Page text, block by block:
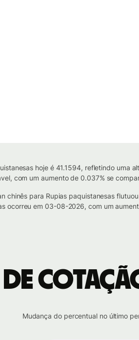
hoje é 41.1594, refletindo uma
com um aumento de 0.037% se
chinês para Rupias paquistanesas
ocorreu em 03-08-2026, com um
Mudança do percentual no último